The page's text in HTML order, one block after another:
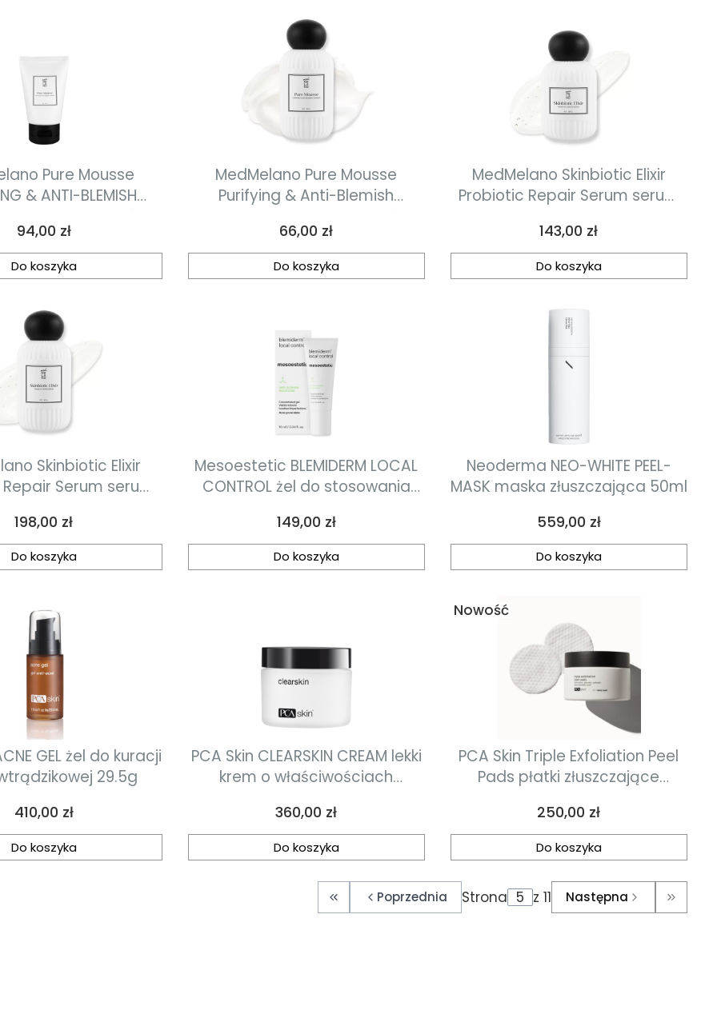
Pure Mousse
& ANTI-BLEMISH
100 ml
Cena
94,00 zł
Do koszyka
MedMelano Pure Mousse
Purifying & Anti-Blemish
niedoskonałościami 50 ml
Cena
66,00 zł
Do koszyka
MedMelano Skinbiotic Elixir
Probiotic Repair Serum serum
Cena
143,00 zł
Do koszyka
Skinbiotic Elixir
Serum serum
Cena
198,00 zł
Do koszyka
Mesoestetic BLEMIDERM LOCAL
CONTROL żel do stosowania
niedoskonałości 10ml
Cena
149,00 zł
Do koszyka
Neoderma NEO-WHITE PEEL-
MASK maska złuszczająca 50ml
Cena
559,00 zł
Do koszyka
GEL żel do kuracji
29.5g
Cena
410,00 zł
Do koszyka
PCA Skin CLEARSKIN CREAM lekki
krem o właściwościach
antyoksydacyjnych 47.6g
Cena
360,00 zł
Do koszyka
Nowość
PCA Skin Triple Exfoliation Peel
Pads płatki złuszczające
Cena
250,00 zł
Do koszyka
Wróć do pierwszej strony z produktami
Poprzednia Strona z 11 Następna